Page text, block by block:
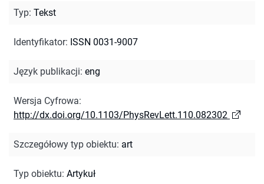
Typ: Tekst
Identyfikator: ISSN 0031-9007
Język publikacji: eng
Wersja Cyfrowa:
http://dx.doi.org/10.1103/PhysRevLett.110.082302
Szczegółowy typ obiektu: art
Typ obiektu: Artykuł